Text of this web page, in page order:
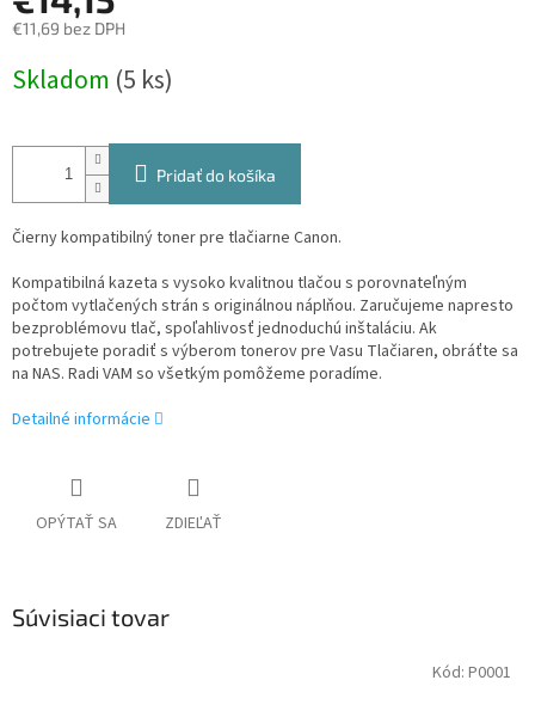
€11,69 bez DPH
cena:
Skladom (5 ks)
Pridať do košíka
Čierny kompatibilný toner pre tlačiarne Canon.
Kompatibilná kazeta s vysoko kvalitnou tlačou s porovnateľným
počtom vytlačených strán s originálnou náplňou. Zaručujeme napresto
bezproblémovu tlač, spoľahlivosť jednoduchú inštaláciu. Ak
potrebujete poradiť s výberom tonerov pre Vasu Tlačiaren, obráťte sa
na NAS. Radi VAM so všetkým pomôžeme poradíme.
Detailné informácie
OPÝTAŤ SA ZDIEĽAŤ
Súvisiaci tovar
Kód: P0001